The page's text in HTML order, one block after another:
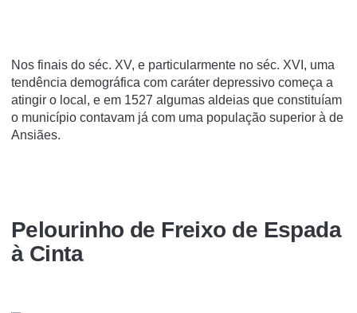
Nos finais do séc. XV, e particularmente no séc. XVI, uma
tendência demográfica com caráter depressivo começa a
atingir o local, e em 1527 algumas aldeias que constituíam
o município contavam já com uma população superior à de
Ansiães.
Pelourinho de Freixo de Espada
à Cinta